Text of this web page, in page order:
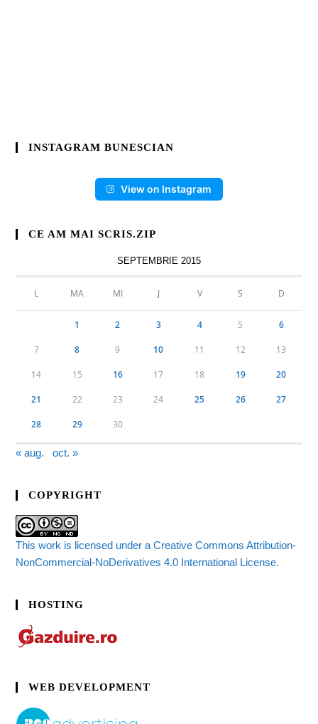
INSTAGRAM BUNESCIAN
View on Instagram
CE AM MAI SCRIS.ZIP
SEPTEMBRIE 2015
L MA MI J V S D
1 2 3 4 5 6
7 8 9 10 11 12 13
14 15 16 17 18 19 20
21 22 23 24 25 26 27
28 29 30
« aug. oct. »
COPYRIGHT
This work is licensed under a Creative Commons Attribution-
NonCommercial-NoDerivatives 4.0 International License.
HOSTING
WEB DEVELOPMENT